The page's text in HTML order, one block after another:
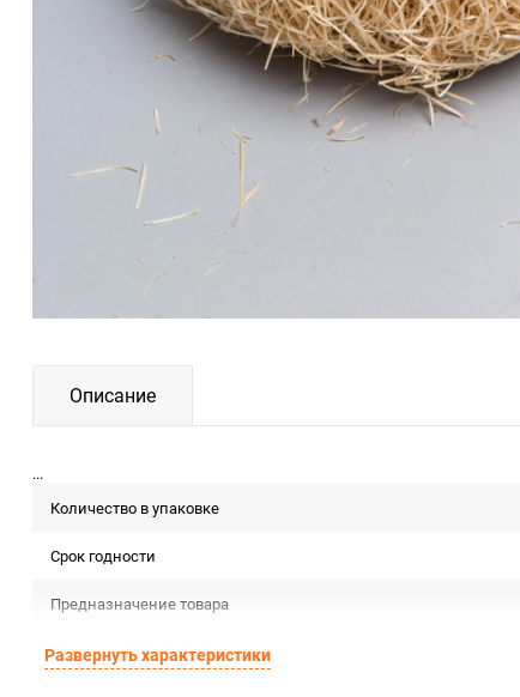
Описание
...
Количество в упаковке
Срок годности
Предназначение товара
Сертификация
Развернуть характеристики